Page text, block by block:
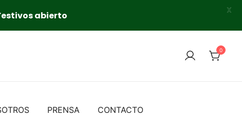
0
PRENSA CONTACTO
abierto X